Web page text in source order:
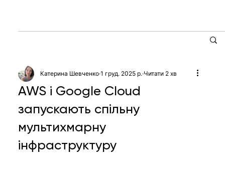
AWS і Google Cloud
запускають спільну
мультихмарну
інфраструктуру
Катерина Шевченко 1 груд. 2025 р. Читати 2 хв